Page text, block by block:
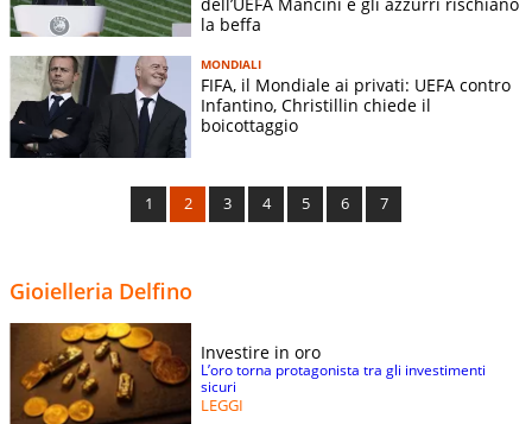
la beffa
MONDIALI
FIFA, il Mondiale ai privati: UEFA contro
Infantino, Christillin chiede il
boicottaggio
1 2 3 4 5 6 7
Gioielleria Delfino
Investire in oro
L’oro torna protagonista tra gli investimenti
sicuri
LEGGI